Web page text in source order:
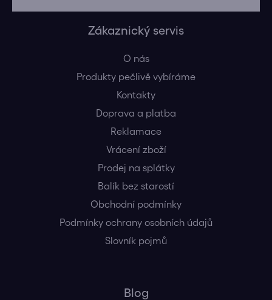
Zákaznický servis
O nás
Produkty pečlivě vybíráme
Kontakty
Doprava a platba
Reklamace
Vrácení zboží
Prodej na splátky
Balík bez starostí
Obchodní podmínky
Podmínky ochrany osobních údajů
Slovník pojmů
Blog